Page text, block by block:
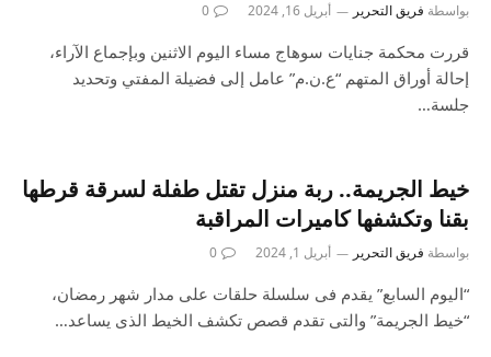
بواسطة فريق التحرير أبريل 16, 2024 0
قررت محكمة جنايات سوهاج مساء اليوم الاثنين وبإجماع الآراء،
إحالة أوراق المتهم “ع.ن.م” عامل إلى فضيلة المفتي وتحديد
جلسة…
خيط الجريمة.. ربة منزل تقتل طفلة لسرقة قرطها
بقنا وتكشفها كاميرات المراقبة
بواسطة فريق التحرير أبريل 1, 2024 0
“اليوم السابع” يقدم فى سلسلة حلقات على مدار شهر رمضان،
“خيط الجريمة” والتى تقدم قصص تكشف الخيط الذى يساعد…